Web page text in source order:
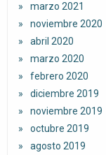
marzo 2021
noviembre 2020
abril 2020
marzo 2020
febrero 2020
diciembre 2019
noviembre 2019
octubre 2019
agosto 2019